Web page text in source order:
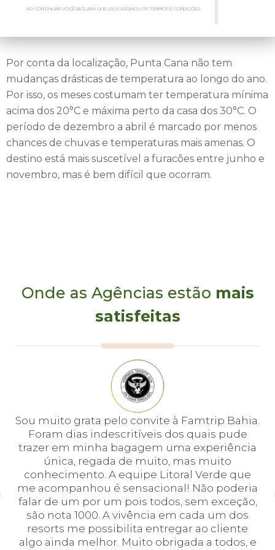
Contudo, uma das áreas mais concorridas do litoral é a região
da praia Bávaro, zona mais desenvolvida de Punta Cana, que
diversão, os turistas podem se aventurar no parasailing e
curtir passeios de barco. É por ali também que fica o Bávaro
Adventure Park. São mais de quarenta hectares com
diversas atividades ao ar livre, como paintball, trilhas a cavalo,
tirolesa e passeios de segway. É possível pagar por atividade
ou combos com diferentes atrações.
Outra opção de programa fora dos resorts, principalmente
Quem decide ir além de Punta Cana acaba se deslocando
pelas redondezas. O mais comum leva até as praias da Ilha
Saona, com direito a parada em piscinas naturais para que os
turistas façam snorkel nas águas cristalinas da região.
ONDE FICAR DICA DO ESPECIALISTA
Por conta da localização, Punta Cana não tem
mudanças drásticas de temperatura ao longo do ano.
Por isso, os meses costumam ter temperatura mínima
acima dos 20°C e máxima perto da casa dos 30°C. O
período de dezembro a abril é marcado por menos
chances de chuvas e temperaturas mais amenas. O
destino está mais suscetível a furacões entre junho e
novembro, mas é bem difícil que ocorram.
Onde as Agências estão mais
satisfeitas
Sou muito grata pelo convite à Famtrip Bahia.
Foram dias indescritíveis dos quais pude
trazer em minha bagagem uma experiência
única, regada de muito, mas muito
conhecimento. A equipe Litoral Verde que
me acompanhou é sensacional! Não poderia
falar de um por um pois todos, sem exceção,
são nota 1000. A vivência em cada um dos
resorts me possibilita entregar ao cliente
algo ainda melhor. Muito obrigada a todos, e
AO CONTINUAR VOCÊ DECLARA QUE LEU E ASSINOU OS TERMOS E CONDIÇÕES.